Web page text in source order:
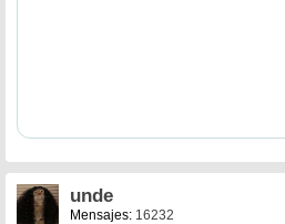
unde
Mensajes:16232